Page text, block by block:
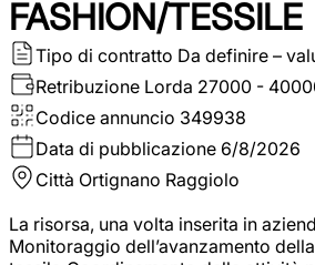
FASHION/TESSILE
Tipo di contratto Da definire –
Retribuzione Lorda 27000 -
Codice annuncio 349938
Data di pubblicazione 6/8/2026
Città Ortignano Raggiolo
La risorsa, una volta inserita in
Monitoraggio dell’avanzamento